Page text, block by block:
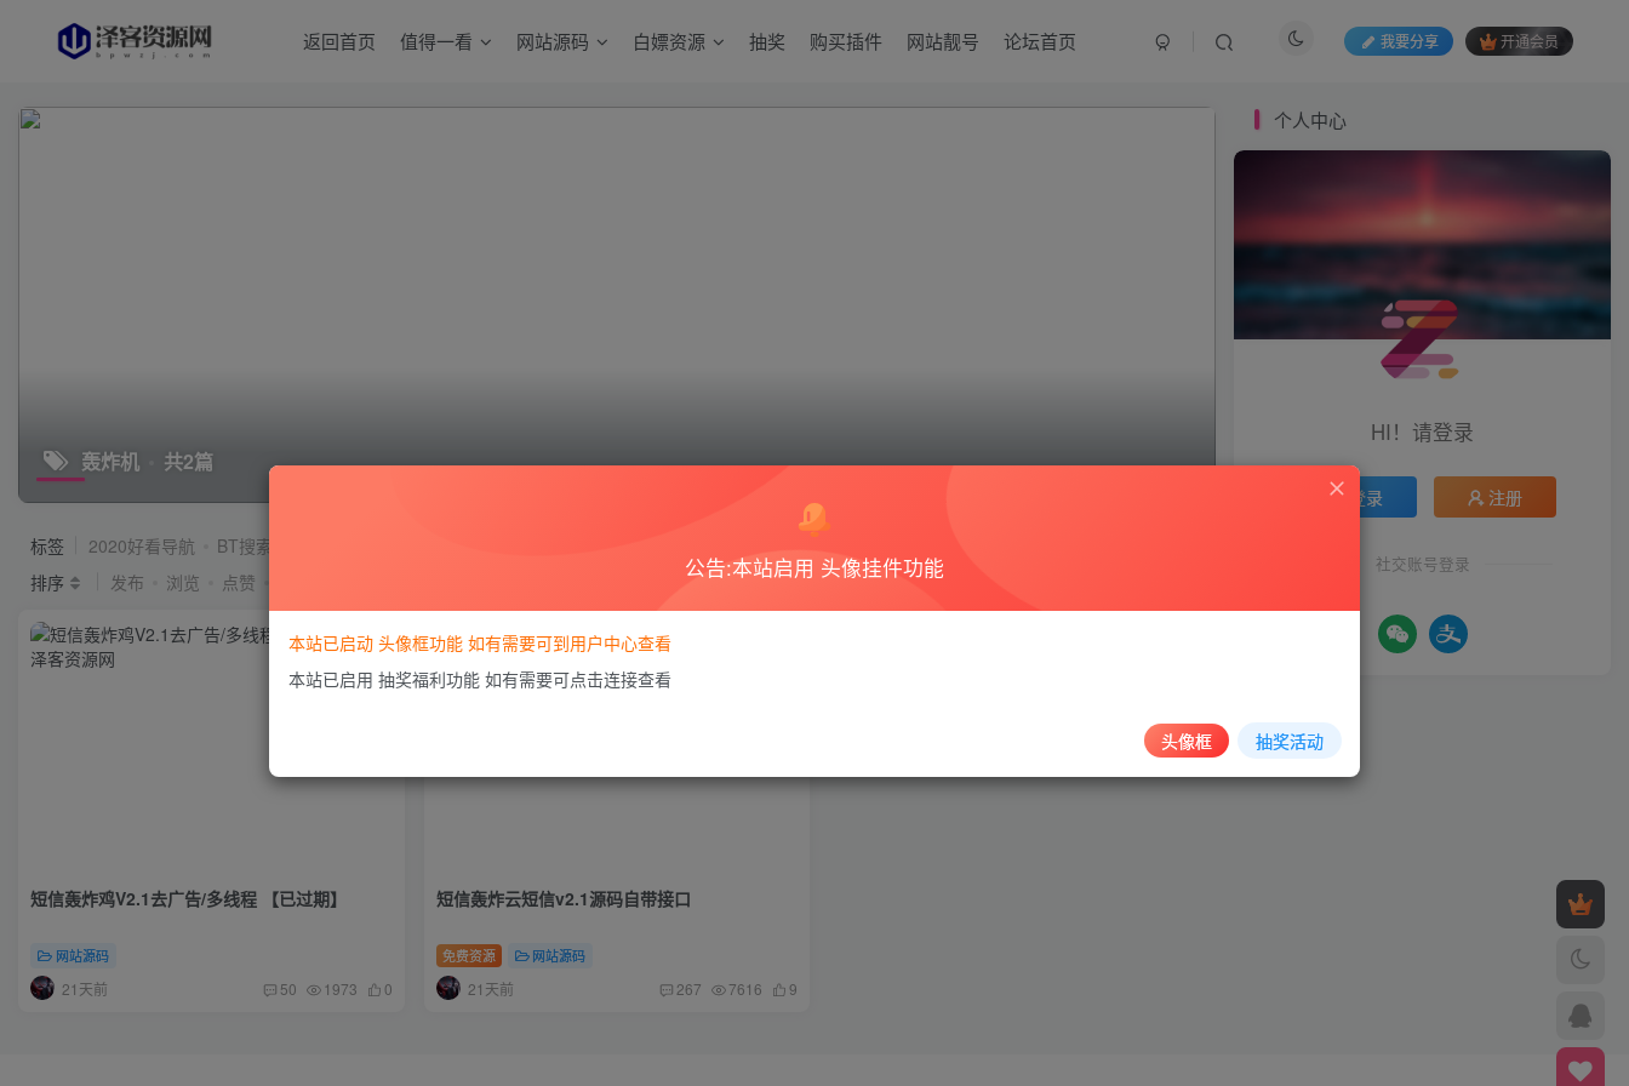
返回首页 值得一看 网站源码 白嫖资源 抽奖 购买插件 网站靓号 论坛首页 我要分享 开通会员
轰炸机 共2篇
标签 2020好看导航 BT搜索
排序
发布 浏览 点赞
短信轰炸鸡V2.1去广告/多线程 【已过期】
网站源码
21天前 50 1973 0
短信轰炸云短信v2.1源码自带接口
免费资源 网站源码
21天前 267 7616 9
个人中心
HI！请登录
登录 注册
社交账号登录
公告:本站启用 头像挂件功能
本站已启动 头像框功能 如有需要可到用户中心查看
本站已启用 抽奖福利功能 如有需要可点击连接查看
头像框 抽奖活动